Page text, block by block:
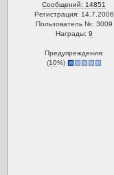
Сообщений: 14851
Регистрация: 14.7.2006
Пользователь №: 3009
Награды: 9
Предупреждения:
(10%)